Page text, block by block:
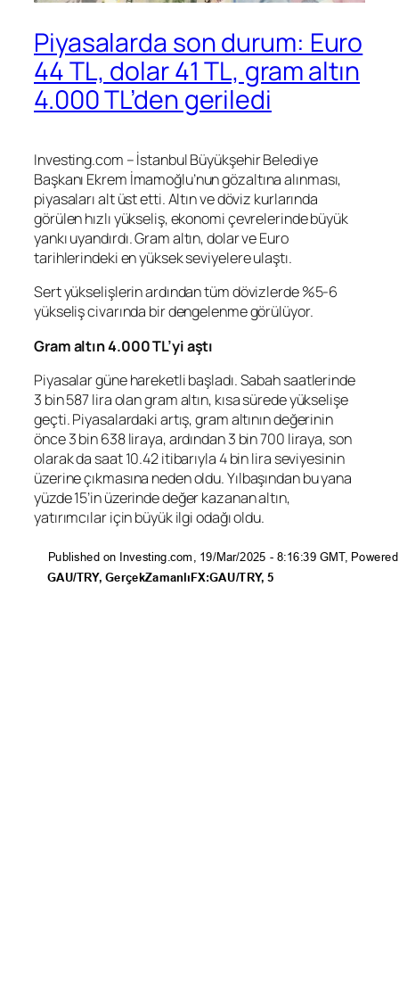
Piyasalarda son durum: Euro
44 TL, dolar 41 TL, gram altın
4.000 TL’den geriledi
Investing.com – İstanbul Büyükşehir Belediye
Başkanı Ekrem İmamoğlu’nun gözaltına alınması,
piyasaları alt üst etti.Altınve döviz kurlarında
görülen hızlı yükseliş, ekonomi çevrelerinde büyük
yankı uyandırdı. Gram altın, dolar ve Euro
tarihlerindeki en yüksek seviyelere ulaştı.
Sert yükselişlerin ardından tüm dövizlerde %5-6
yükseliş civarında bir dengelenme görülüyor.
Gram altın 4.000 TL’yi aştı
Piyasalar güne hareketli başladı. Sabah saatlerinde
3 bin 587 lira olangram altın, kısa sürede yükselişe
geçti. Piyasalardaki artış, gram altının değerinin
önce 3 bin 638 liraya, ardından 3 bin 700 liraya, son
olarak da saat 10.42 itibarıyla 4 bin lira seviyesinin
üzerine çıkmasına neden oldu. Yılbaşından bu yana
yüzde 15’in üzerinde değer kazanan altın,
yatırımcılar için büyük ilgi odağı oldu.